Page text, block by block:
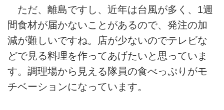
ただ、離島ですし、近年は台風が多く、1週
間食材が届かないことがあるので、発注の加
減が難しいですね。店が少ないのでテレビな
どで見る料理を作ってあげたいと思っていま
す。調理場から見える隊員の食べっぷりがモ
チベーションになっています。